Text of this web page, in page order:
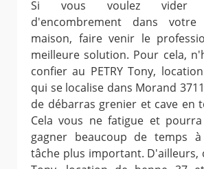
Si vous voulez vider
d'encombrement dans votre
maison, faire venir le
meilleure solution. Pour cela,
confier au PETRY Tony,
qui se localise dans Morand
de débarras grenier et cave en
Cela vous ne fatigue et
gagner beaucoup de temps
tâche plus important. D'ailleurs,